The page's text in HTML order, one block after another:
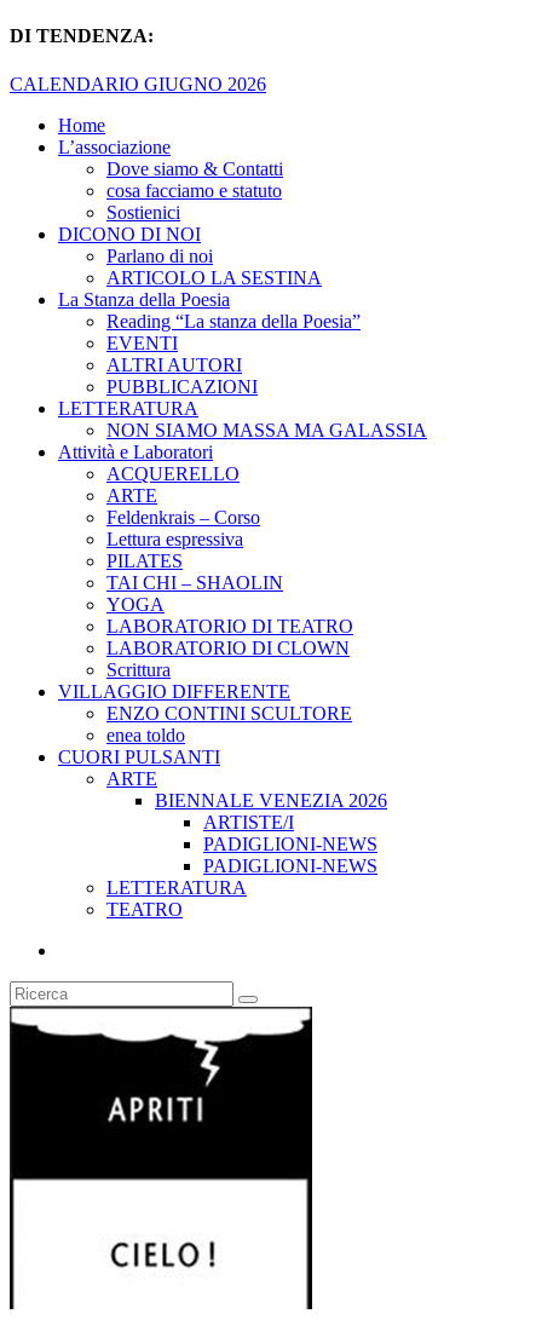
DI TENDENZA:
CALENDARIO GIUGNO 2026
Home
L’associazione
Dove siamo & Contatti
cosa facciamo e statuto
Sostienici
DICONO DI NOI
Parlano di noi
ARTICOLO LA SESTINA
La Stanza della Poesia
Reading “La stanza della Poesia”
EVENTI
ALTRI AUTORI
PUBBLICAZIONI
LETTERATURA
NON SIAMO MASSA MA GALASSIA
Attività e Laboratori
ACQUERELLO
ARTE
Feldenkrais – Corso
Lettura espressiva
PILATES
TAI CHI – SHAOLIN
YOGA
LABORATORIO DI TEATRO
LABORATORIO DI CLOWN
Scrittura
VILLAGGIO DIFFERENTE
ENZO CONTINI SCULTORE
enea toldo
CUORI PULSANTI
ARTE
BIENNALE VENEZIA 2026
ARTISTE/I
PADIGLIONI-NEWS
PADIGLIONI-NEWS
LETTERATURA
TEATRO